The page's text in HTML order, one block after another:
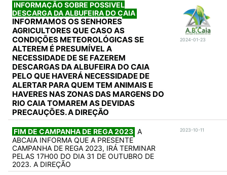
INFORMAÇÃO SOBRE POSSIVEL
DESCARGA DA ALBUFEIRA DO CAIA
INFORMAMOS OS SENHORES
AGRICULTORES QUE CASO AS
CONDIÇÕES METEOROLÓGICAS SE
ALTEREM É PRESUMÍVEL A
NECESSIDADE DE SE FAZEREM
DESCARGAS DA ALBUFEIRA DO CAIA
PELO QUE HAVERÁ NECESSIDADE DE
ALERTAR PARA QUEM TEM ANIMAIS E
HAVERES NAS ZONAS DAS MARGENS DO
RIO CAIA TOMAREM AS DEVIDAS
PRECAUÇÕES. A DIREÇÃO
2024-01-23
FIM DE CAMPANHA DE REGA 2023 A
ABCAIA INFORMA QUE A PRESENTE
CAMPANHA DE REGA 2023, IRÁ TERMINAR
PELAS 17H00 DO DIA 31 DE OUTUBRO DE
2023. A DIREÇÃO
2023-10-11